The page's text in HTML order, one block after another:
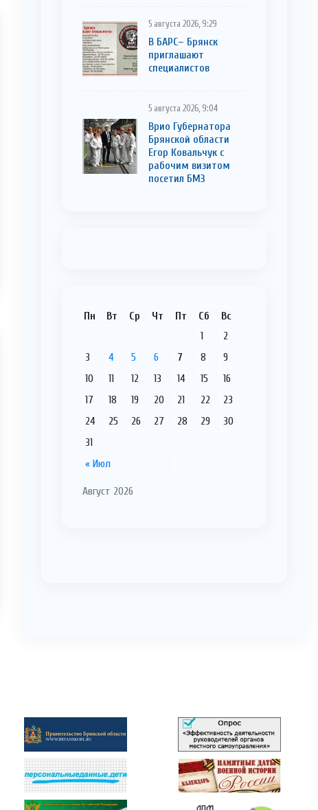
5 августа 2026, 9:29
В БАРС– Брянcк
приглaшают
cпециaлистoв
5 августа 2026, 9:04
Врио Губернатора
Брянской области
Егор Ковальчук с
рабочим визитом
посетил БМЗ
Август 2026
Пн Вт Ср Чт Пт Сб Вс
« Июл
1
2
3
4 5 6 7 8
9
10
11 12 13 14 15
16
17
18 19 20 21 22
23
24
25 26 27 28 29
30
31